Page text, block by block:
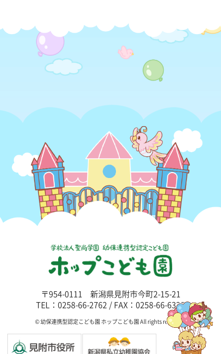
〒954-0111 新潟県見附市今町2-15-21
TEL：0258-66-2762 / FAX：0258-66-6325
© 幼保連携型認定こども園 ホップこども園 All rights reserved.